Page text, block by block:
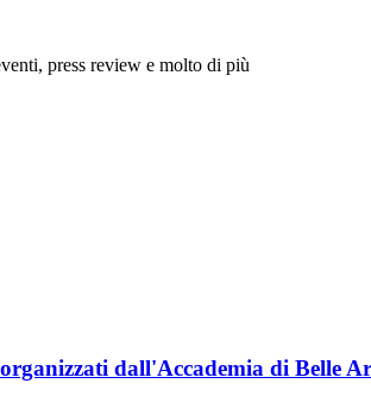
press review e molto di più
dall'Accademia di Belle